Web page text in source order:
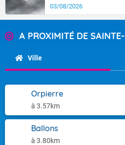
03/08/2026
A PROXIMITÉ DE
Ville
Orpierre
à 3.57km
Ballons
à 3.80km